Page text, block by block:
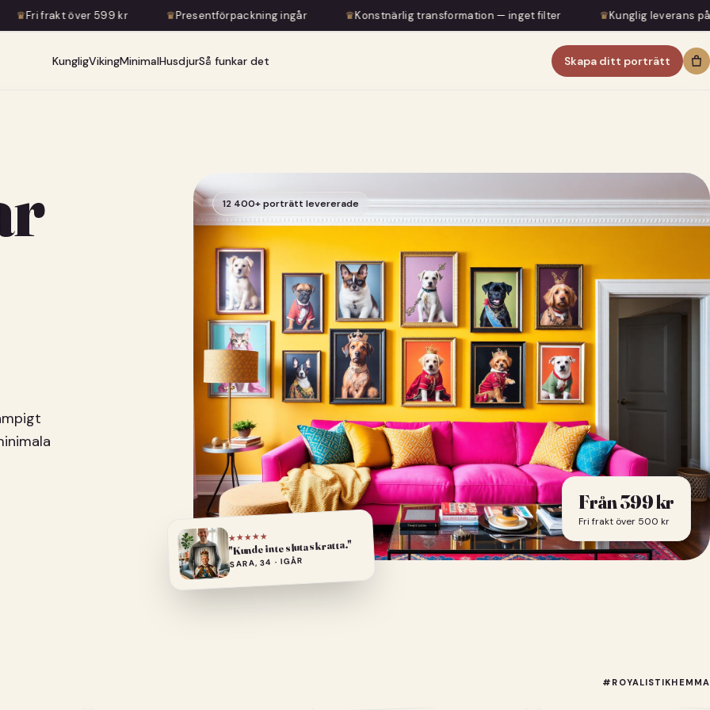
599 kr ♛Presentförpackning ingår ♛Konstnärlig transformation — inget filter ♛Kunglig leverans på 5–7 dagar
KungligVikingMinimalHusdjurSå funkar det Skapa ditt porträtt
Från399kr
Fri frakt över 500 kr
12 400+ porträtt levererade
★★★★★
"Kunde inte sluta skratta."
SARA, 34 · IGÅR
#ROYALISTIKHEMMA